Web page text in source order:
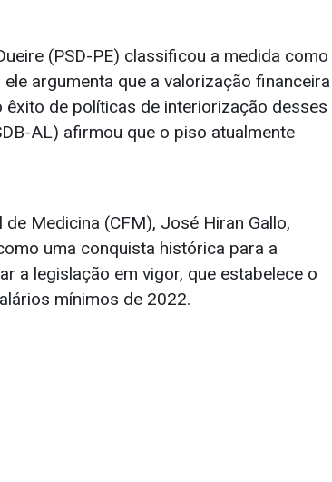
(PSD-PE) classificou a medida como
argumenta que a valorização financeira
de políticas de interiorização desses
AL) afirmou que o piso atualmente
Medicina (CFM), José Hiran Gallo,
uma conquista histórica para a
a legislação em vigor, que estabelece o
mínimos de 2022.